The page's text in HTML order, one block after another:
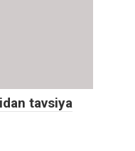
tavsiya